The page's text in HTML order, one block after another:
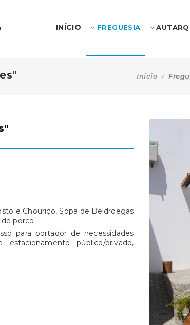
INÍCIO FREGUESIA
Início
e Chouriço, Sopa de Beldroegas
porco
para portador de necessidades
público/privado,